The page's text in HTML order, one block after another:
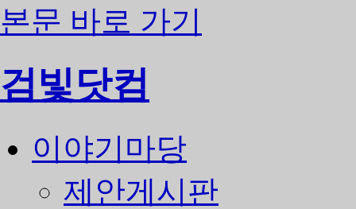
본문 바로 가기
검빛닷컴
이야기마당
제안게시판